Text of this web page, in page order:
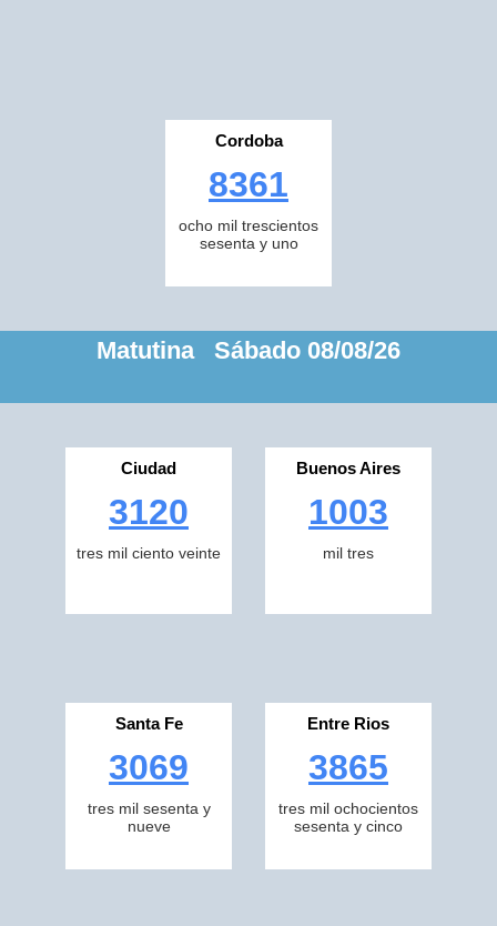
Cordoba
8361
ocho mil trescientos
sesenta y uno
Matutina Sábado 08/08/26
Ciudad
3120
tres mil ciento veinte
Buenos Aires
1003
mil tres
Santa Fe
3069
tres mil sesenta y
nueve
Entre Rios
3865
tres mil ochocientos
sesenta y cinco